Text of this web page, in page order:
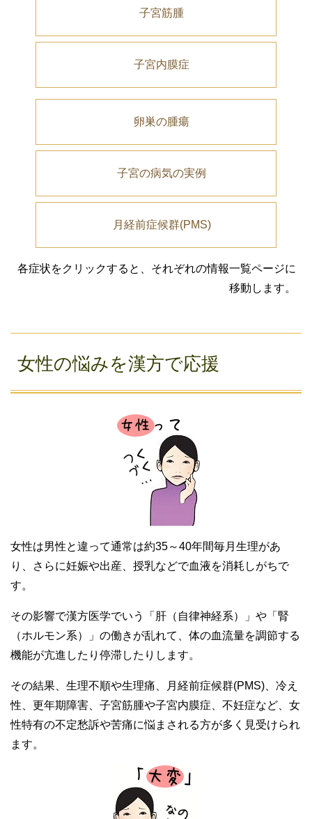
子宮筋腫
子宮内膜症
卵巣の腫瘍
子宮の病気の実例
月経前症候群(PMS)
各症状をクリックすると、それぞれの情報一覧ページに
移動します。
女性の悩みを漢方で応援
女性は男性と違って通常は約35～40年間毎月生理があ
り、さらに妊娠や出産、授乳などで血液を消耗しがちで
す。
その影響で漢方医学でいう「肝（自律神経系）」や「腎
（ホルモン系）」の働きが乱れて、体の血流量を調節する
機能が亢進したり停滞したりします。
その結果、生理不順や生理痛、月経前症候群(PMS)、冷え
性、更年期障害、子宮筋腫や子宮内膜症、不妊症など、女
性特有の不定愁訴や苦痛に悩まされる方が多く見受けられ
ます。